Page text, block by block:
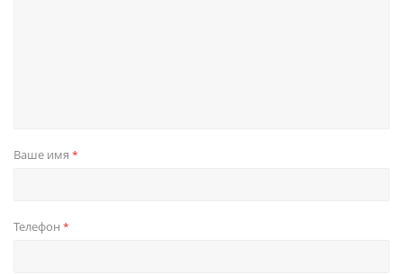
Ваше имя *
Телефон *